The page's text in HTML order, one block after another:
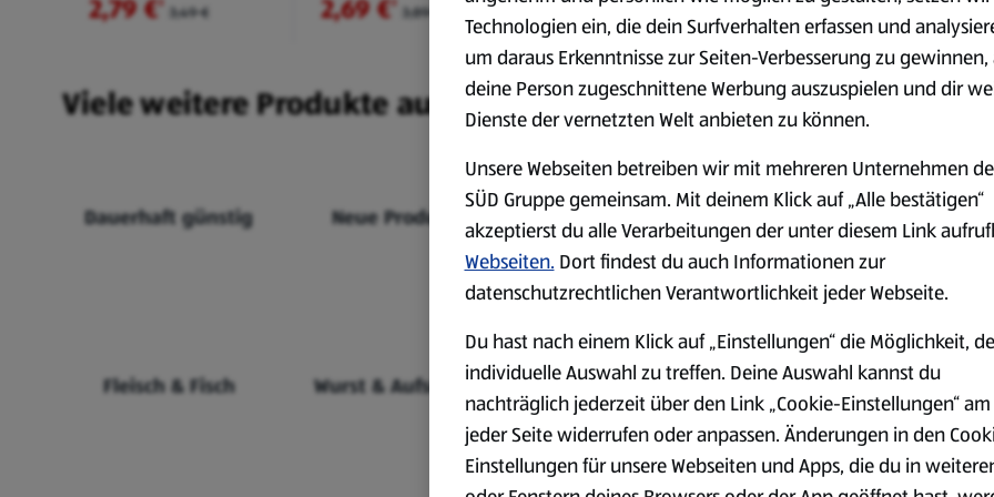
2,79 €² 3,49 € 2,69 €² 3,89 € 0,79 €² 1,29 € 2,79 €² 3,49 €
Viele weitere Produkte aus unserem Sortiment.
Dauerhaft günstig Neue Produkte Markenprodukte Bio-Produkte
Fleisch & Fisch Wurst & Aufschnitt Käse
Milchprodukte &
Eier
Technologien ein, die dein Surfverhalten erfassen und
um daraus Erkenntnisse zur Seiten-Verbesserung zu gewinnen,
deine Person zugeschnittene Werbung auszuspielen und dir
Dienste der vernetzten Welt anbieten zu können.
Unsere Webseiten betreiben wir mit mehreren Unternehmen
SÜD Gruppe gemeinsam. Mit deinem Klick auf „Alle bestätigen“
akzeptierst du alle Verarbeitungen der unter diesem Link
Webseiten. Dort findest du auch Informationen zur
datenschutzrechtlichen Verantwortlichkeit jeder Webseite.
Du hast nach einem Klick auf „Einstellungen“ die Möglichkeit,
individuelle Auswahl zu treffen. Deine Auswahl kannst du
nachträglich jederzeit über den Link „Cookie-Einstellungen“
jeder Seite widerrufen oder anpassen. Änderungen in den
Einstellungen für unsere Webseiten und Apps, die du in